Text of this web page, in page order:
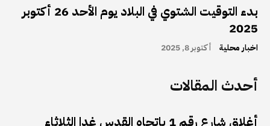
بدء التوقيت الشتوي في البلاد يوم الأحد 26 أكتوبر
2025
اخبار محلية أكتوبر 8, 2025
أحدث المقالات
أغلاق شارع رقم 1 باتجاه القدس غدا الثلاثاء